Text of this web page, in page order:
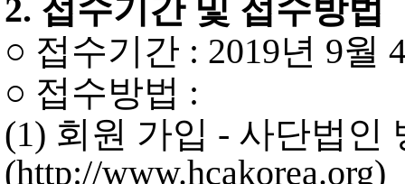
2. 접수기간 및 접수방법
○ 접수기간 : 2019년 9월
○ 접수방법 :
(1) 회원 가입 - 사단법인
(http://www.hcakorea.org)